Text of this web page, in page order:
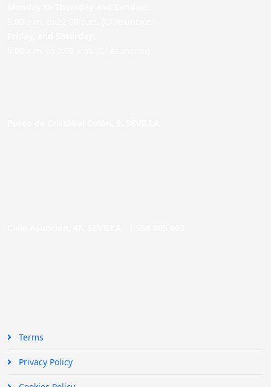
Terms
Privacy Policy